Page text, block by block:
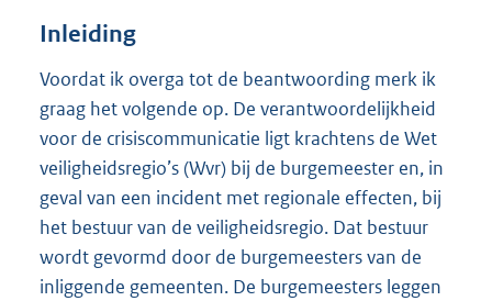
Inleiding
Voordat ik overga tot de beantwoording merk ik
graag het volgende op. De verantwoordelijkheid
voor de crisiscommunicatie ligt krachtens de Wet
veiligheidsregio’s (Wvr) bij de burgemeester en, in
geval van een incident met regionale effecten, bij
het bestuur van de veiligheidsregio. Dat bestuur
wordt gevormd door de burgemeesters van de
inliggende gemeenten. De burgemeesters leggen